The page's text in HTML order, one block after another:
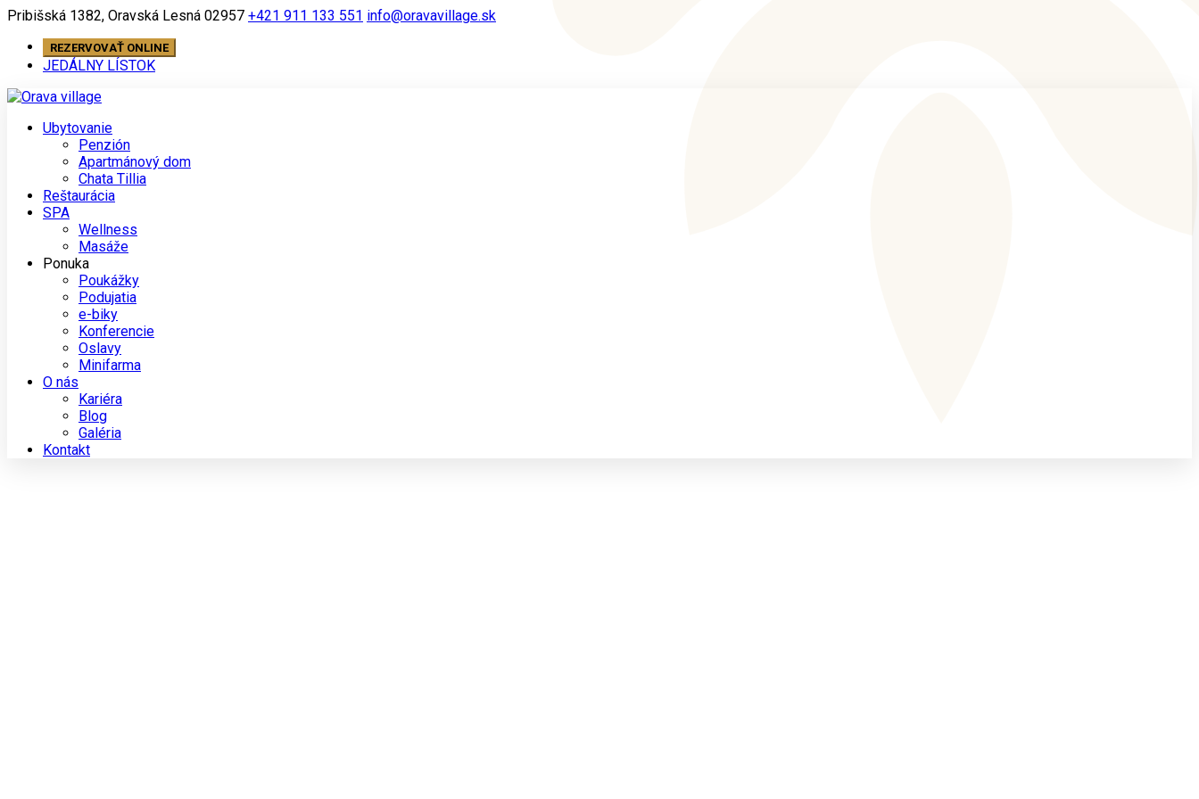
Skip
content
Pribišská 1382, Oravská Lesná 02957 +421 911 133 551 info@oravavillage.sk
REZERVOVAŤ ONLINE
JEDÁLNY LÍSTOK
Ubytovanie
Penzión
Apartmánový dom
Chata Tillia
Reštaurácia
SPA
Wellness
Masáže
Ponuka
Poukážky
Podujatia
e-biky
Konferencie
Oslavy
Minifarma
O nás
Kariéra
Blog
Galéria
Kontakt